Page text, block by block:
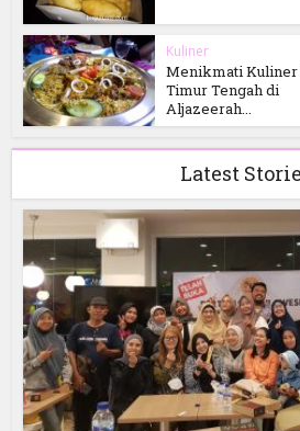
Kuliner
Menikmati Kuliner
Timur Tengah di
Aljazeerah...
Latest